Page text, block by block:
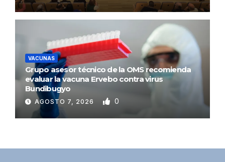
VACUNAS
Grupo asesor técnico de la OMS recomienda
evaluar la vacuna Ervebo contra virus
Bundibugyo
AGOSTO 7, 2026 0